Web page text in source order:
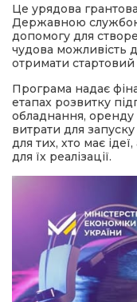
Це урядова
Державною службою
допомогу для
чудова можливість
отримати стартовий
Програма надає
етапах розвитку
обладнання, оренду
витрати для
для тих, хто має
для їх реалізації.